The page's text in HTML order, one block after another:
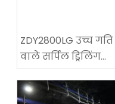
ZDY2800LG उच्च गति
वाले सर्पिल ड्रिलिंग
तकनीकी उपकरण
परीक्षण में सफलता